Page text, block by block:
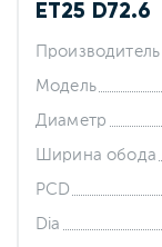
ET25 D72.6
Производитель
Модель
Диаметр
Ширина обода
PCD
Dia